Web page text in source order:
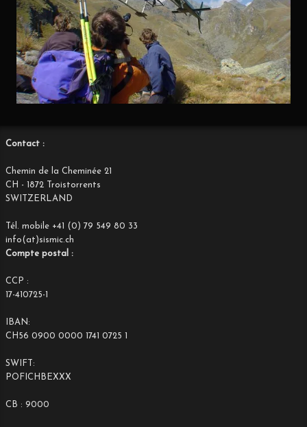
Contact :
Chemin de la Cheminée 21
CH - 1872 Troistorrents
SWITZERLAND
Tél. mobile +41 (0) 79 549 80 33
info(at)sismic.ch
Compte postal :
CCP :
17-410725-1
IBAN:
CH56 0900 0000 1741 0725 1
SWIFT:
POFICHBEXXX
CB : 9000